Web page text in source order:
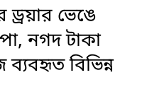
ড্রয়ার ভেঙে
নগদ টাকা
বিভিন্ন